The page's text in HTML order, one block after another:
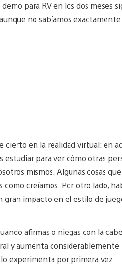
para RV en los dos meses
no sabíamos
cierto en la realidad virtual: en
estudiar para ver cómo otras
mismos. Algunas cosas
creíamos. Por otro lado,
impacto en el estilo de
afirmas o niegas con la
y aumenta considerablemente
experimenta por primera vez.